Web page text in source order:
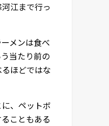
江まで行っ
メンは食べ
当たり前の
ほどではな
、ペットボ
こともある